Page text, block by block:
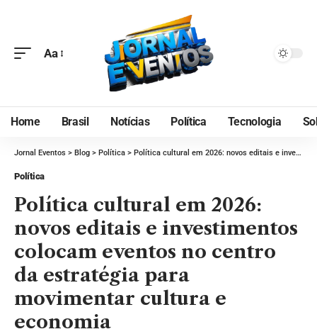
Aa
Home Brasil Notícias Política Tecnologia
Jornal Eventos > Blog > Política > Política cultural em 2026: novos editais e investimentos colocam eventos no centro da estratégia para movimentar cultura e economia
Política
Política cultural em 2026:
novos editais e investimentos
colocam eventos no centro
da estratégia para
movimentar cultura e
economia